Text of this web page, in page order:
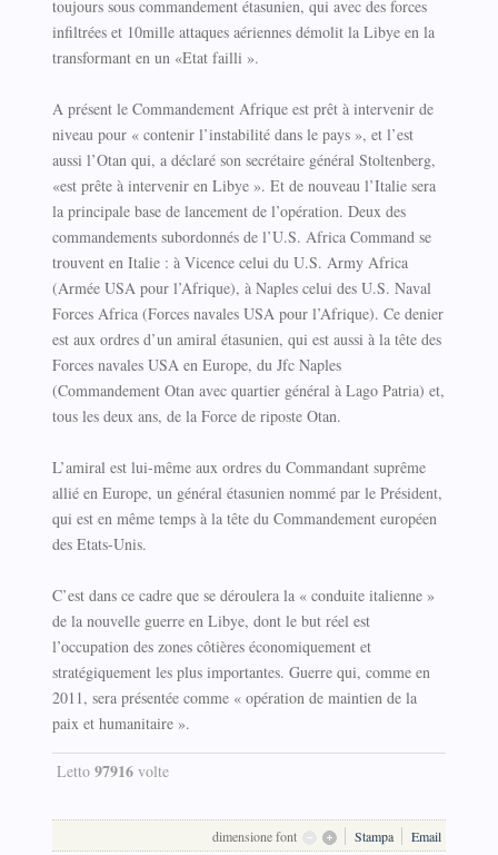
toujours sous commandement étasunien, qui avec des forces
infiltrées et 10mille attaques aériennes démolit la Libye en la
transformant en un «Etat failli ».
A présent le Commandement Afrique est prêt à intervenir de
niveau pour « contenir l’instabilité dans le pays », et l’est
aussi l’Otan qui, a déclaré son secrétaire général Stoltenberg,
«est prête à intervenir en Libye ». Et de nouveau l’Italie sera
la principale base de lancement de l’opération. Deux des
commandements subordonnés de l’U.S. Africa Command se
trouvent en Italie : à Vicence celui du U.S. Army Africa
(Armée USA pour l’Afrique), à Naples celui des U.S. Naval
Forces Africa (Forces navales USA pour l’Afrique). Ce denier
est aux ordres d’un amiral étasunien, qui est aussi à la tête des
Forces navales USA en Europe, du Jfc Naples
(Commandement Otan avec quartier général à Lago Patria) et,
tous les deux ans, de la Force de riposte Otan.
L’amiral est lui-même aux ordres du Commandant suprême
allié en Europe, un général étasunien nommé par le Président,
qui est en même temps à la tête du Commandement européen
des Etats-Unis.
C’est dans ce cadre que se déroulera la « conduite italienne »
de la nouvelle guerre en Libye, dont le but réel est
l’occupation des zones côtières économiquement et
stratégiquement les plus importantes. Guerre qui, comme en
2011, sera présentée comme « opération de maintien de la
paix et humanitaire ».
Letto 97916volte
dimensione font Stampa Email